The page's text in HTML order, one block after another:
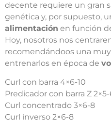
decente requiere un gran
genética y, por supuesto,
alimentación en función
Hoy, nosotros nos
recomendándoos una
entrenarlos en época de
Curl con barra 4×6-10
Predicador con barra Z
Curl concentrado 3×6-8
Curl inverso 2×6-8